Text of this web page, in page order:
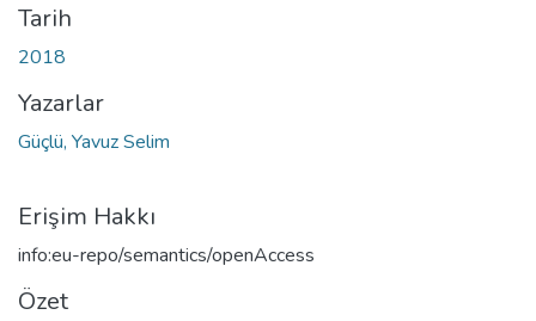
Tarih
2018
Yazarlar
Güçlü, Yavuz Selim
Erişim Hakkı
info:eu-repo/semantics/openAccess
Özet